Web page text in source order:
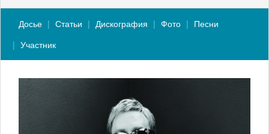
Досье Статьи Дискография Фото
Песни
Участник